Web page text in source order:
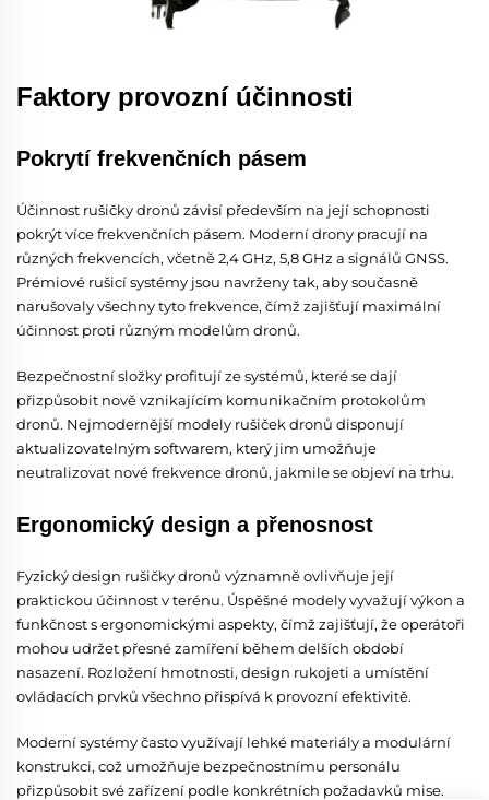
Faktory provozní účinnosti
Pokrytí frekvenčních pásem
Účinnost rušičky dronů závisí především na její schopnosti
pokrýt více frekvenčních pásem. Moderní drony pracují na
různých frekvencích, včetně 2,4 GHz, 5,8 GHz a signálů GNSS.
Prémiové rušicí systémy jsou navrženy tak, aby současně
narušovaly všechny tyto frekvence, čímž zajišťují maximální
účinnost proti různým modelům dronů.
Bezpečnostní složky profitují ze systémů, které se dají
přizpůsobit nově vznikajícím komunikačním protokolům
dronů. Nejmodernější modely rušiček dronů disponují
aktualizovatelným softwarem, který jim umožňuje
neutralizovat nové frekvence dronů, jakmile se objeví na trhu.
Ergonomický design a přenosnost
Fyzický design rušičky dronů významně ovlivňuje její
praktickou účinnost v terénu. Úspěšné modely vyvažují výkon a
funkčnost s ergonomickými aspekty, čímž zajišťují, že operátoři
mohou udržet přesné zamíření během delších období
nasazení. Rozložení hmotnosti, design rukojeti a umístění
ovládacích prvků všechno přispívá k provozní efektivitě.
Moderní systémy často využívají lehké materiály a modulární
konstrukci, což umožňuje bezpečnostnímu personálu
přizpůsobit své zařízení podle konkrétních požadavků mise.